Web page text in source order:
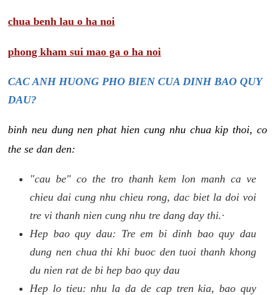
chua benh lau o ha noi
phong kham sui mao ga o ha noi
CAC ANH HUONG PHO BIEN CUA DINH BAO QUY
DAU?
binh neu dung nen phat hien cung nhu chua kip thoi, co
the se dan den:
"cau be" co the tro thanh kem lon manh ca ve
chieu dai cung nhu chieu rong, dac biet la doi voi
tre vi thanh nien cung nhu tre dang day thi.·
Hep bao quy dau: Tre em bi dinh bao quy dau
dung nen chua thi khi buoc den tuoi thanh khong
du nien rat de bi hep bao quy dau
Hep lo tieu: nhu la da de cap tren kia, bao quy